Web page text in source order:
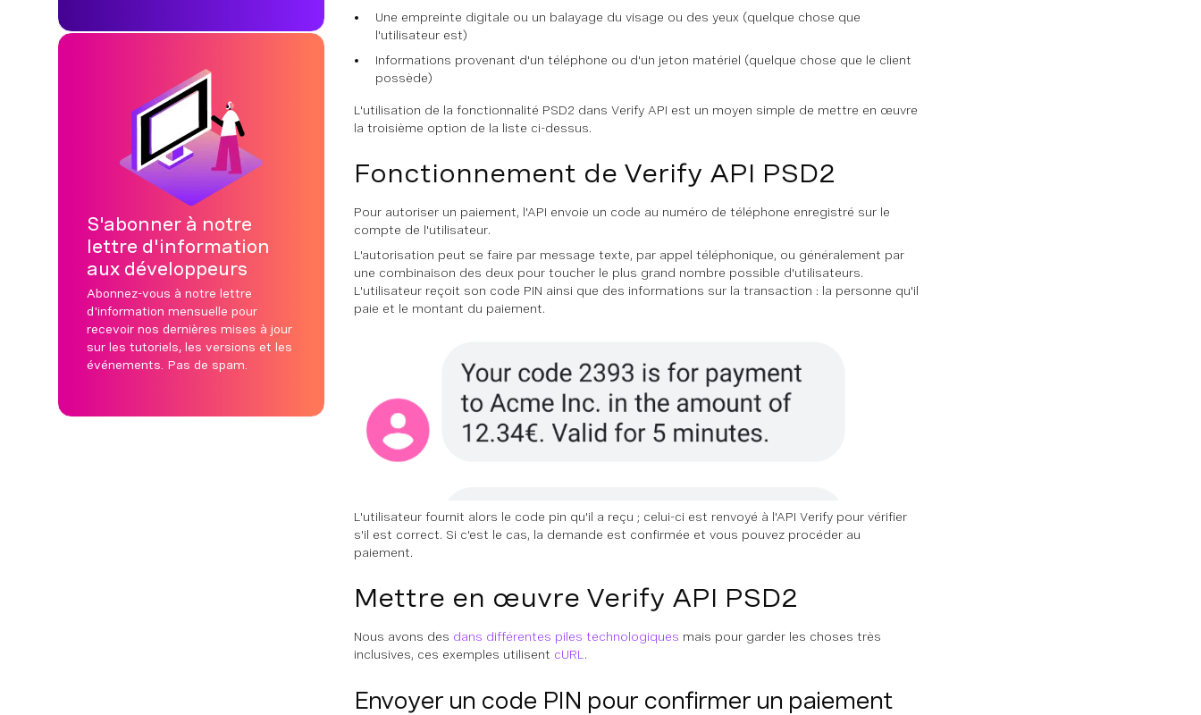
S'abonner à notre
lettre d'information
aux développeurs
Abonnez-vous à notre lettre
d'information mensuelle pour
recevoir nos dernières mises à jour
sur les tutoriels, les versions et les
événements. Pas de spam.
Une empreinte digitale ou un balayage du visage ou des yeux (quelque chose que
l'utilisateur est)
Informations provenant d'un téléphone ou d'un jeton matériel (quelque chose que le client
possède)
L'utilisation de la fonctionnalité PSD2 dans Verify API est un moyen simple de mettre en œuvre
la troisième option de la liste ci-dessus.
Fonctionnement de Verify API PSD2
Pour autoriser un paiement, l'API envoie un code au numéro de téléphone enregistré sur le
compte de l'utilisateur.
L'autorisation peut se faire par message texte, par appel téléphonique, ou généralement par
une combinaison des deux pour toucher le plus grand nombre possible d'utilisateurs.
L'utilisateur reçoit son code PIN ainsi que des informations sur la transaction : la personne qu'il
paie et le montant du paiement.
L'utilisateur fournit alors le code pin qu'il a reçu ; celui-ci est renvoyé à l'API Verify pour vérifier
s'il est correct. Si c'est le cas, la demande est confirmée et vous pouvez procéder au
paiement.
Mettre en œuvre Verify API PSD2
Nous avons des dans différentes piles technologiques mais pour garder les choses très
inclusives, ces exemples utilisent cURL .
Envoyer un code PIN pour confirmer un paiement